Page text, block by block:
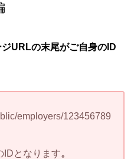
URLの末尾がご自身のID
employers/123456789
IDとなります。